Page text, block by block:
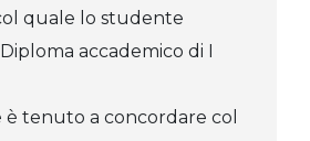
quale lo studente
accademico di I
è tenuto a concordare col